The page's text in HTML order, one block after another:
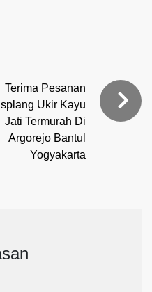
Terima Pesanan
Ukir Kayu
Jati Termurah Di
Argorejo Bantul
Yogyakarta